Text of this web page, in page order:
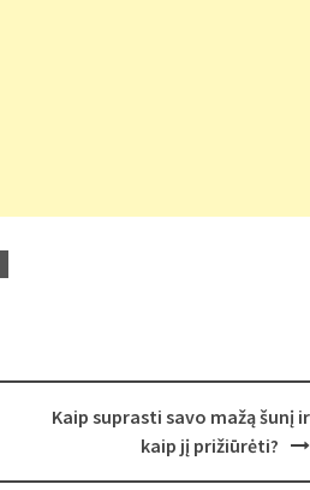
Kaip suprasti savo mažą šunį ir
kaip jį prižiūrėti?